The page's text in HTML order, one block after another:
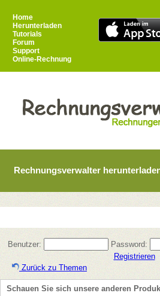
Home
Herunterladen
Tutorials
Forum
Support
Online-Rechnung
Rechnungsverwalter
Benutzer:
Password:
Registrieren
Zurück zu Themen
Schauen Sie sich unsere anderen